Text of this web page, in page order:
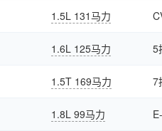
1.5L 131马力
1.6L 125马力 5
1.5T 169马力 7
1.8L 99马力